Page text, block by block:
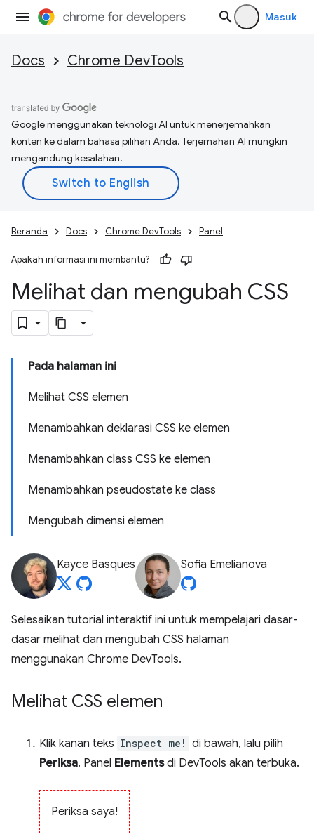
Masuk
Docs Chrome DevTools
Google menggunakan teknologi AI untuk menerjemahkan
konten ke dalam bahasa pilihan Anda. Terjemahan AI mungkin
mengandung kesalahan.
Beranda Docs Chrome DevTools Panel
Apakah informasi ini membantu?
Melihat dan mengubah CSS
Pada halaman ini
Melihat CSS elemen
Menambahkan deklarasi CSS ke elemen
Menambahkan class CSS ke elemen
Menambahkan pseudostate ke class
Mengubah dimensi elemen
Kayce Basques Sofia Emelianova
Selesaikan tutorial interaktif ini untuk mempelajari dasar-
dasar melihat dan mengubah CSS halaman
menggunakan Chrome DevTools.
Melihat CSS elemen
Klik kanan teks Inspect me! di bawah, lalu pilih
Periksa. Panel Elementsdi DevTools akan terbuka.
Periksa saya!